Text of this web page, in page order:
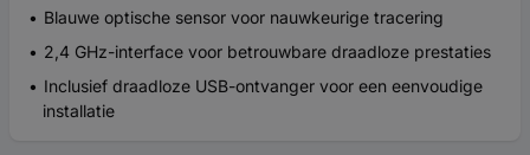
Blauwe optische sensor voor nauwkeurige tracering
2,4 GHz-interface voor betrouwbare draadloze prestaties
Inclusief draadloze USB-ontvanger voor een eenvoudige
installatie